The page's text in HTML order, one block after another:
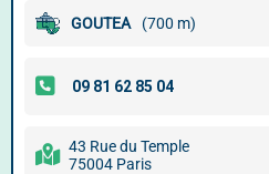
GOUTEA (700 m)
43 Rue du Temple
75004 Paris